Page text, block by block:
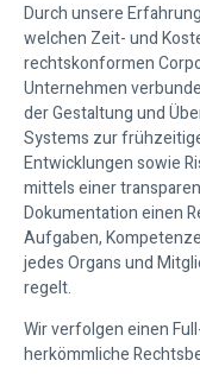
Durch unsere
welchen Zeit- und
rechtskonformen
Unternehmen
der Gestaltung und
Systems zur
Entwicklungen sowie
mittels einer
Dokumentation einen
Aufgaben,
jedes Organs und
regelt.
Wir verfolgen einen
herkömmliche